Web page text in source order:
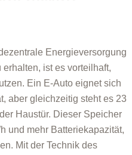
Energieversorgung
ist es vorteilhaft,
Ein E-Auto eignet sich
aber gleichzeitig steht es 23
Haustür. Dieser Speicher
und mehr Batteriekapazität,
Mit der Technik des